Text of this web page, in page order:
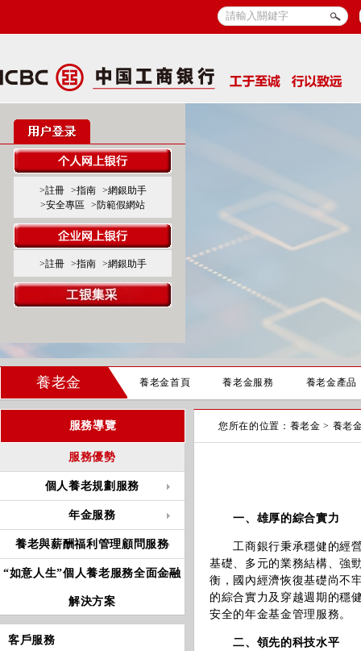
>註冊 >指南
>網銀助手
>安全專區
>防範假網站
>註冊 >指南 >網銀助手
養老金 養老金首頁 養老金服務 養老金產品
服務導覽
服務優勢
個人養老規劃服務
年金服務
養老與薪酬福利管理顧問服務
“如意人生”個人養老服務全面金融
解決方案
客戶服務
您所在的位置： 養老金 > 養老
一、雄厚的綜合實力
工商銀行秉承穩健的經
基礎、多元的業務結構、強
衡，國內經濟恢復基礎尚不
的綜合實力及穿越週期的穩
安全的年金基金管理服務。
二、領先的科技水平